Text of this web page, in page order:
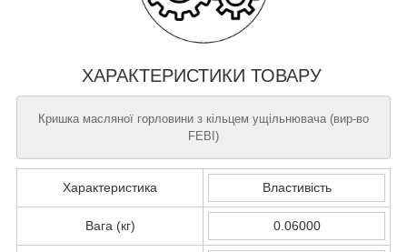
ХАРАКТЕРИСТИКИ ТОВАРУ
Кришка масляної горловини з кільцем ущільнювача (вир-во
FEBI)
Характеристика Властивість
Вага (кг) 0.06000